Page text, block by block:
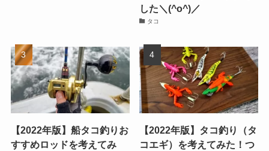
した＼(^o^)／
タコ
【2022年版】船タコ釣りお
すすめロッドを考えてみ
【2022年版】タコ釣り（タ
コエギ）を考えてみた！つ